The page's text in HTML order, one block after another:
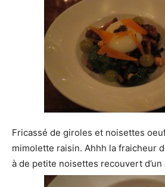
Fricassé de giroles et noisettes
mimolette raisin. Ahhh la fraicheur
à de petite noisettes recouvert